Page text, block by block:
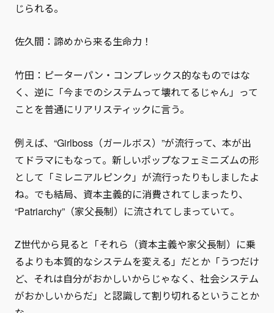
じられる。
佐久間：諦めから来る生命力！
竹田：ピーターパン・コンプレックス的なものではな
く、逆に「今までのシステムって壊れてるじゃん」って
ことを普通にリアリスティックに言う。
例えば、“Girlboss（ガールボス）”が流行って、本が出
てドラマにもなって。新しいポップなフェミニズムの形
として「ミレニアルピンク」が流行ったりもしましたよ
ね。でも結局、資本主義的に消費されてしまったり、
“Patriarchy”（家父長制）に流されてしまっていて。
Z世代から見ると「それら（資本主義や家父長制）に乗
るよりも本質的なシステムを変える」だとか「うつだけ
ど、それは自分がおかしいからじゃなく、社会システム
がおかしいからだ」と認識して割り切れるということか